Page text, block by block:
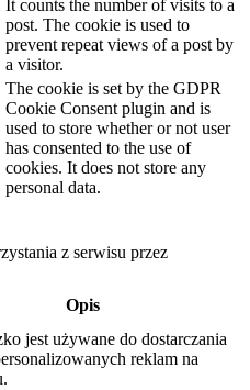
It counts the number of visits to a
post. The cookie is used to
prevent repeat views of a post by
a visitor.
The cookie is set by the GDPR
Cookie Consent plugin and is
used to store whether or not user
has consented to the use of
cookies. It does not store any
personal data.
z serwisu przez
Opis
jest używane do dostarczania
reklam na